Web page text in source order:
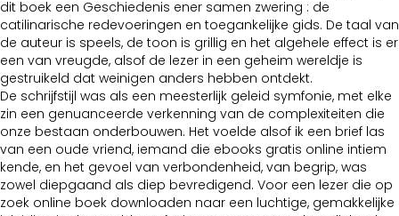
dit boek een Geschiedenis ener samen zwering : de
catilinarische redevoeringen en toegankelijke gids. De taal van
de auteur is speels, de toon is grillig en het algehele effect is er
een van vreugde, alsof de lezer in een geheim wereldje is
gestruikeld dat weinigen anders hebben ontdekt.
De schrijfstijl was als een meesterlijk geleid symfonie, met elke
zin een genuanceerde verkenning van de complexiteiten die
onze bestaan onderbouwen. Het voelde alsof ik een brief las
van een oude vriend, iemand die ebooks gratis online intiem
kende, en het gevoel van verbondenheid, van begrip, was
zowel diepgaand als diep bevredigend. Voor een lezer die op
zoek online boek downloaden naar een luchtige, gemakkelijke